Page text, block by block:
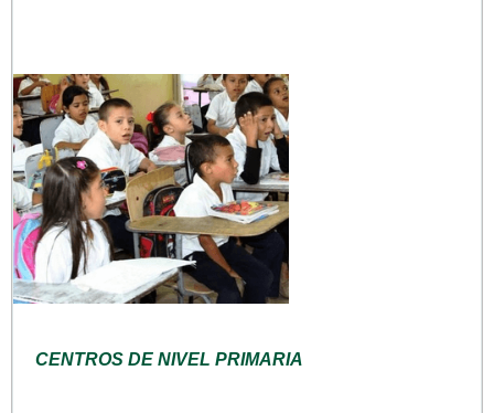
CENTROS DE NIVEL PRIMARIA